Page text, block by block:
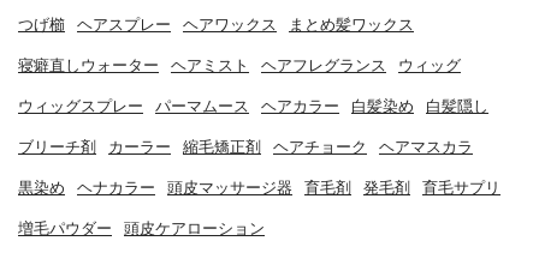
つげ櫛 ヘアスプレー ヘアワックス まとめ髪ワックス
寝癖直しウォーター ヘアミスト ヘアフレグランス ウィッグ
ウィッグスプレー パーマムース ヘアカラー 白髪染め 白髪隠し
ブリーチ剤 カーラー 縮毛矯正剤 ヘアチョーク ヘアマスカラ
黒染め ヘナカラー 頭皮マッサージ器 育毛剤 発毛剤 育毛サプリ
増毛パウダー 頭皮ケアローション